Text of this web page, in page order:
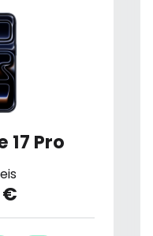
17 Pro
€